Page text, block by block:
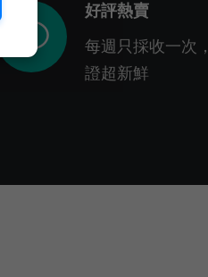
好評熱賣
每週只採收一次
證超新鮮